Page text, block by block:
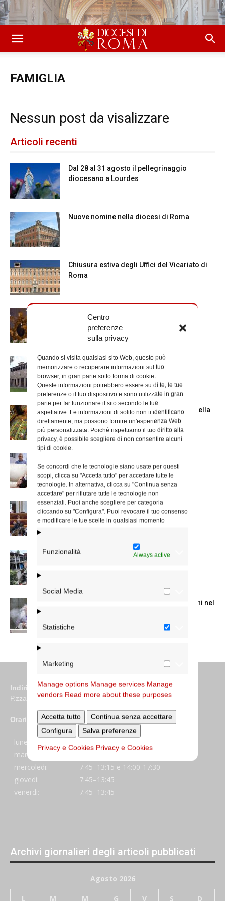
Centro
preferenze
sulla privacy
Quando si visita qualsiasi sito Web, questo può
memorizzare o recuperare informazioni sul tuo
browser, in gran parte sotto forma di cookie.
Queste informazioni potrebbero essere su di te, le tue
preferenze o il tuo dispositivo e sono utilizzate in gran
parte per far funzionare il sito secondo le tue
aspettative. Le informazioni di solito non ti identificano
direttamente, ma possono fornire un'esperienza Web
più personalizzata. Poiché rispettiamo il tuo diritto alla
privacy, è possibile scegliere di non consentire alcuni
tipi di cookie.
Se concordi che le tecnologie siano usate per questi
scopi, clicca su "Accetta tutto" per accettare tutte le
tecnologie. In alternativa, clicca su "Continua senza
accettare" per rifiutare tutte le tecnologie non
essenziali. Puoi anche scegliere per categoria
cliccando su "Configura". Puoi revocare il tuo consenso
e modificare le tue scelte in qualsiasi momento
Funzionalità Always active
Social Media
Statistiche
Marketing
Manage options Manage services Manage
vendors Read more about these purposes
Accetta tutto
Continua senza accettare
Configura
Salva preferenze
Privacy e Cookies Privacy e Cookies
FAMIGLIA
Nessun post da visalizzare
Articoli recenti
Dal 28 al 31 agosto il pellegrinaggio
diocesano a Lourdes
Nuove nomine nella diocesi di Roma
Chiusura estiva degli Uffici del Vicariato di
Roma
La Madonna della Neve a Santa Maria
Maggiore
La Giornata mondiale dei nonni e degli
anziani: l’omelia del cardinale...
Azzardo: a Termini il centro d’ascolto della
Caritas
nonni e...
Dichiarazione di Roma, l’intervento del
cardinale Reina in Campidoglio
Colletta per il Venezuela, la lettera del
La Messa in suffragio del cardinale Ruini nel
Indirizzo
P.zza S. Giovanni in Laterano 6 00184 Roma
Orari
lunedi:
martedi:
7:45–13:15 e 14:00-17:30
mercoledi:
7:45–13:15 e 14:00-17:30
giovedi:
7:45–13:45
venerdi:
7:45–13:45
Archivi giornalieri degli articoli pubblicati
Agosto 2026
L M M G V S D